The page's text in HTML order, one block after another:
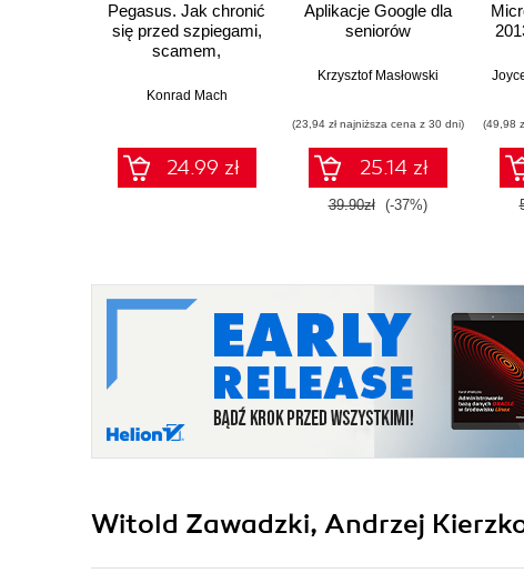
Pegasus. Jak chronić
się przed szpiegami,
scamem,
kradzieżą
Konrad Mach
24.99 zł
Aplikacje Google dla
seniorów
Krzysztof Masłowski
(23,94 zł najniższa cena z 30 dni)
25.14 zł
39.90zł (-37%)
(49,98
Witold Zawadzki, Andrzej